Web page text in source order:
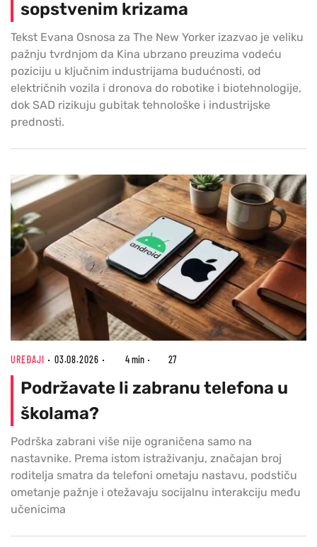
sopstvenim krizama
Tekst Evana Osnosa za The New Yorker izazvao je veliku
pažnju tvrdnjom da Kina ubrzano preuzima vodeću
poziciju u ključnim industrijama budućnosti, od
električnih vozila i dronova do robotike i biotehnologije,
dok SAD rizikuju gubitak tehnološke i industrijske
prednosti.
UREĐAJI 03.08.2026 4 min 27
Podržavate li zabranu telefona u
školama?
Podrška zabrani više nije ograničena samo na
nastavnike. Prema istom istraživanju, značajan broj
roditelja smatra da telefoni ometaju nastavu, podstiču
ometanje pažnje i otežavaju socijalnu interakciju među
učenicima